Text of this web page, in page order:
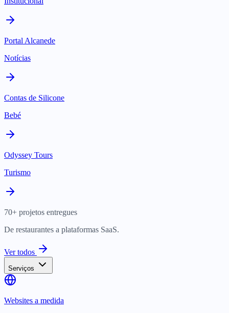
Portal Alcanede
Notícias
Contas de Silicone
Bebé
Odyssey Tours
Turismo
70+ projetos entregues
De restaurantes a plataformas SaaS.
Ver todos
Serviços
Websites a medida